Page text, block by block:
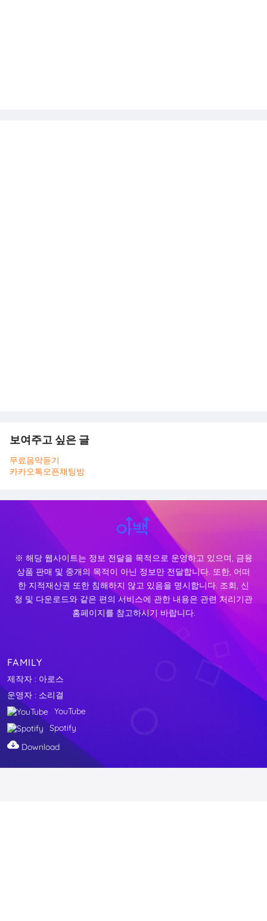
보여주고 싶은 글
무료음악듣기
카카오톡오픈채팅방
※ 해당 웹사이트는 정보 전달을 목적으로 운영하고 있으며, 금융
상품 판매 및 중개의 목적이 아닌 정보만 전달합니다. 또한, 어떠
한 지적재산권 또한 침해하지 않고 있음을 명시합니다. 조회, 신
청 및 다운로드와 같은 편의 서비스에 관한 내용은 관련 처리기관
홈페이지를 참고하시기 바랍니다.
FAMILY
제작자 : 아로스
운영자 : 소리결
YouTube
Spotify
Download